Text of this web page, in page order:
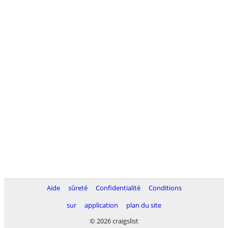
Aide sûreté Confidentialité
Conditions
sur
application
plan du site
© 2026 craigslist